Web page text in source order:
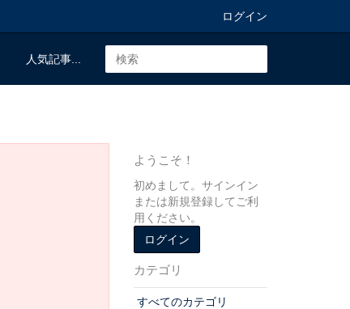
ログイン
人気記事...
ようこそ！
初めまして。サインイン
または新規登録してご利
用ください。
ログイン
カテゴリ
すべてのカテゴリ